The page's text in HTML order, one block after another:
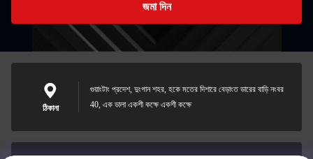
জমা দিন
ঠিকানা
গুয়াংটাং প্রদেশ, দুংগান শহর, হকে মতের দিশারে বেড়াংত ডারের বাড়ি নংবর
40, এক ডালা একশী কক্ষে একশী কক্ষে